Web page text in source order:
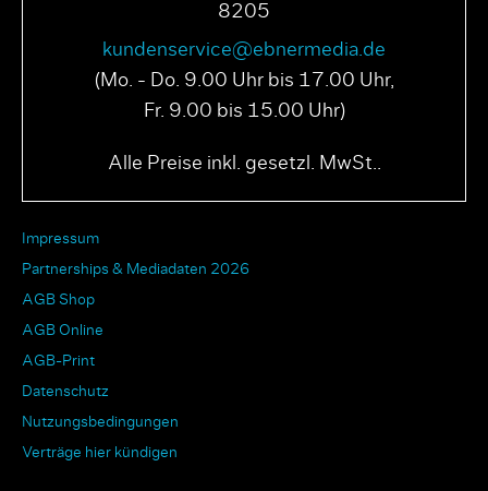
8205
kundenservice@ebnermedia.de
(Mo. - Do. 9.00 Uhr bis 17.00 Uhr,
Fr. 9.00 bis 15.00 Uhr)
Alle Preise inkl. gesetzl. MwSt..
Impressum
Partnerships & Mediadaten 2026
AGB Shop
AGB Online
AGB-Print
Datenschutz
Nutzungsbedingungen
Verträge hier kündigen